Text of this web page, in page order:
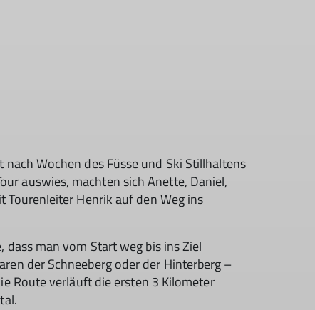
Wochen des Füsse und Ski Stillhaltens
auswies, machten sich Anette, Daniel,
Tourenleiter Henrik auf den Weg ins
man vom Start weg bis ins Ziel
der Schneeberg oder der Hinterberg –
Route verläuft die ersten 3 Kilometer